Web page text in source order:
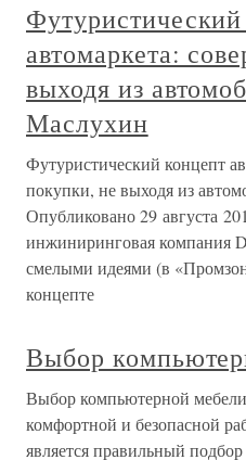
автомаркета:
выходя из
Маслухин
Футуристический концепт
покупки, не выходя из
Опубликовано 29 августа
инжиниринговая компания
смелыми идеями (в
концепте
Выбор
Выбор компьютерной
комфортной и безопасной
является правильный